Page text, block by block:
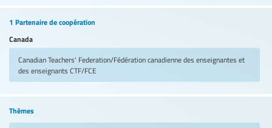
1 Partenaire de coopération
Canada
Canadian Teachers' Federation/Fédération canadienne des enseignantes et
des enseignants CTF/FCE
Thèmes